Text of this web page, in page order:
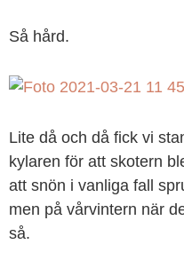
Så hård.
Lite då och då fick vi
kylaren för att skotern
att snön i vanliga fall
men på vårvintern när
så.